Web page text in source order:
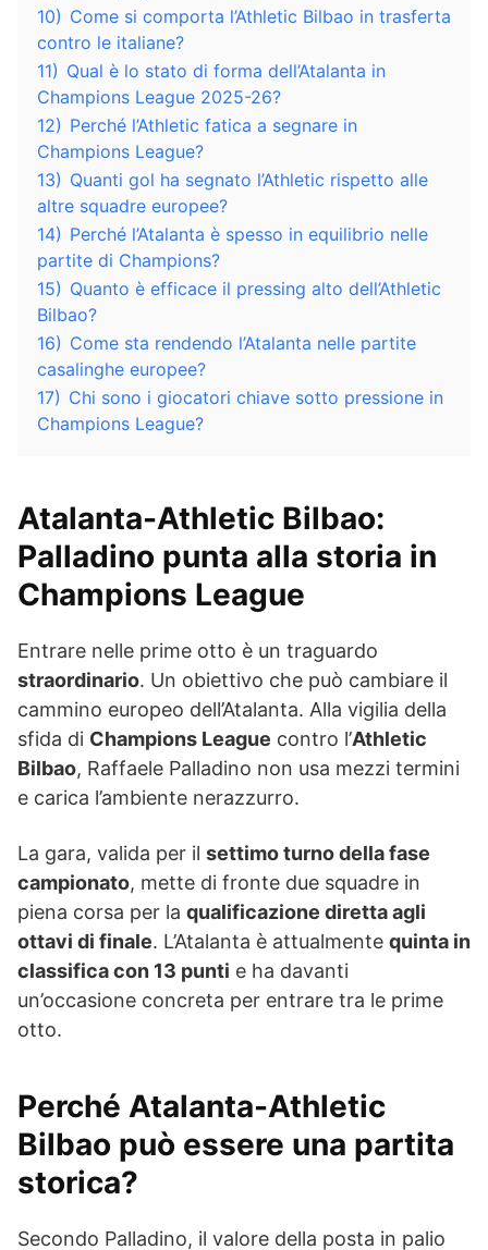
10) Come si comporta l’Athletic Bilbao in trasferta
contro le italiane?
11) Qual è lo stato di forma dell’Atalanta in
Champions League 2025-26?
12) Perché l’Athletic fatica a segnare in
Champions League?
13) Quanti gol ha segnato l’Athletic rispetto alle
altre squadre europee?
14) Perché l’Atalanta è spesso in equilibrio nelle
partite di Champions?
15) Quanto è efficace il pressing alto dell’Athletic
Bilbao?
16) Come sta rendendo l’Atalanta nelle partite
casalinghe europee?
17) Chi sono i giocatori chiave sotto pressione in
Champions League?
Atalanta-Athletic Bilbao:
Palladino punta alla storia in
Champions League
Entrare nelle prime otto è un traguardo
straordinario. Un obiettivo che può cambiare il
cammino europeo dell’Atalanta. Alla vigilia della
sfida di Champions League contro l’Athletic
Bilbao, Raffaele Palladino non usa mezzi termini
e carica l’ambiente nerazzurro.
La gara, valida per il settimo turno della fase
campionato, mette di fronte due squadre in
piena corsa per la qualificazione diretta agli
ottavi di finale. L’Atalanta è attualmente quinta in
classifica con 13 punti e ha davanti
un’occasione concreta per entrare tra le prime
otto.
Perché Atalanta-Athletic
Bilbao può essere una partita
storica?
Secondo Palladino, il valore della posta in palio